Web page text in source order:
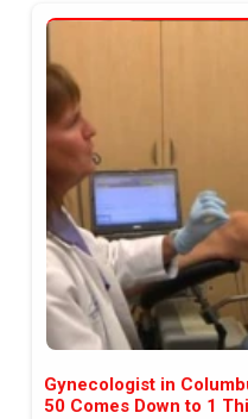
Gynecologist in
50 Comes Down to 1